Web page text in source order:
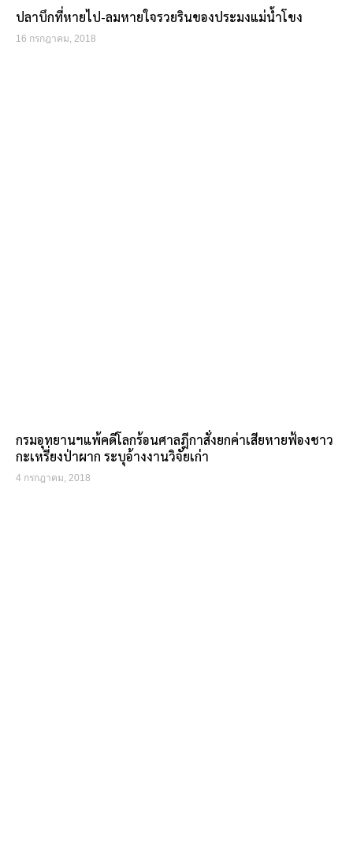
ปลาบึกที่หายไป-ลมหายใจรวยรินของประมงแม่น้ำโขง
16 กรกฎาคม, 2018
กรมอุทยานฯแพ้คดีโลกร้อนศาลฎีกาสั่งยกค่าเสียหายฟ้องชาว
กะเหรี่ยงป่าผาก ระบุอ้างงานวิจัยเก่า
4 กรกฎาคม, 2018